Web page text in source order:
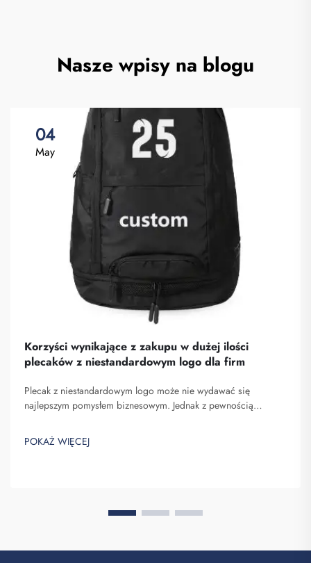
Nasze wpisy na blogu
04
May
Korzyści wynikające z zakupu w dużej ilości
plecaków z niestandardowym logo dla firm
Plecak z niestandardowym logo może nie wydawać się
najlepszym pomysłem biznesowym. Jednak z pewnością
Saipulang Trading to firma, która realizuje masowe zamówienia
takich plecaków w celu budowania świadomości marki. Wiesz,
POKAŻ WIĘCEJ